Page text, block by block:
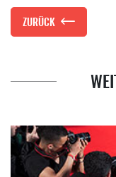
ZURÜCK